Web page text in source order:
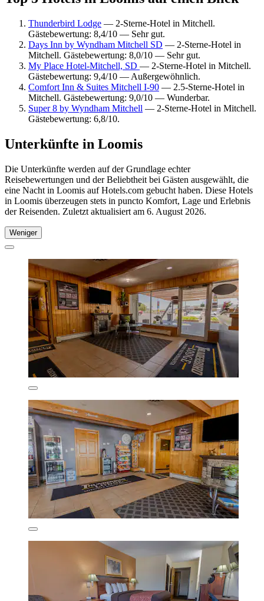
Thunderbird Lodge — 2-Sterne-Hotel in Mitchell.
Gästebewertung: 8,4/10 — Sehr gut.
Days Inn by Wyndham Mitchell SD — 2-Sterne-Hotel in
Mitchell. Gästebewertung: 8,0/10 — Sehr gut.
My Place Hotel-Mitchell, SD — 2-Sterne-Hotel in Mitchell.
Gästebewertung: 9,4/10 — Außergewöhnlich.
Comfort Inn & Suites Mitchell I-90 — 2.5-Sterne-Hotel in
Mitchell. Gästebewertung: 9,0/10 — Wunderbar.
Super 8 by Wyndham Mitchell — 2-Sterne-Hotel in Mitchell.
Gästebewertung: 6,8/10.
Unterkünfte in Loomis
Die Unterkünfte werden auf der Grundlage echter
Reisebewertungen und der Beliebtheit bei Gästen ausgewählt, die
eine Nacht in Loomis auf Hotels.com gebucht haben. Diese Hotels
in Loomis überzeugen stets in puncto Komfort, Lage und Erlebnis
der Reisenden. Zuletzt aktualisiert am 6. August 2026.
Weniger